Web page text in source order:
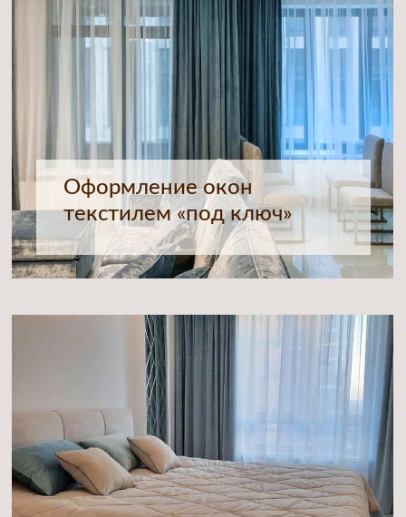
Доставка, навеска,
отпаривание готовых
НАШИ ЦЕНЫ